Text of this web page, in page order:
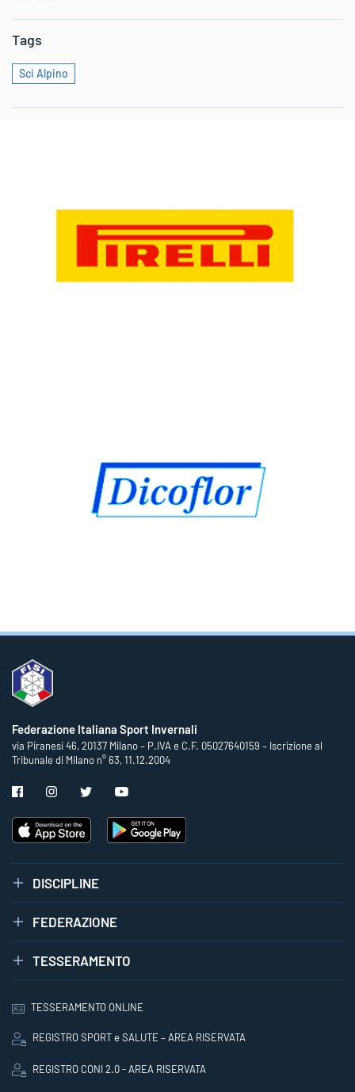
Tags
Sci Alpino
Federazione Italiana Sport Invernali
via Piranesi 46, 20137 Milano – P.IVA e C.F. 05027640159 – Iscrizione al
Tribunale di Milano n° 63, 11.12.2004
DISCIPLINE
FEDERAZIONE
TESSERAMENTO
TESSERAMENTO ONLINE
REGISTRO SPORT e SALUTE – AREA RISERVATA
REGISTRO CONI 2.0 - AREA RISERVATA